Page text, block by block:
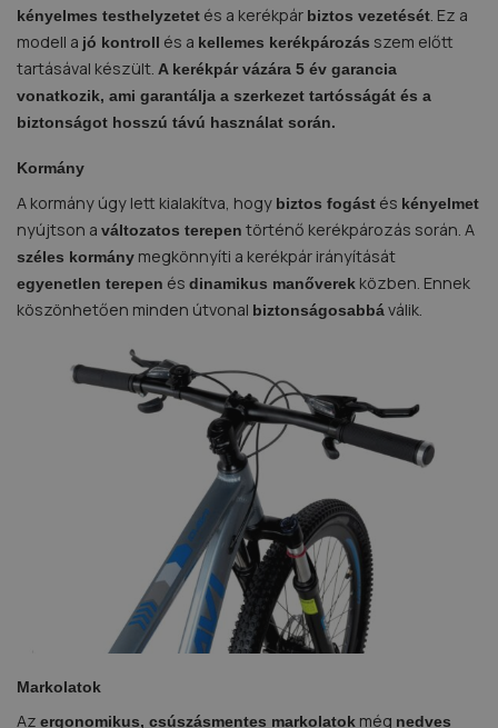
kényelmes testhelyzetet és a kerékpár biztos vezetését . Ez a
modell a jó kontroll és a kellemes kerékpározás szem előtt
tartásával készült. A kerékpár vázára 5 év garancia
vonatkozik, ami garantálja a szerkezet tartósságát és a
biztonságot hosszú távú használat során.
Kormány
A kormány úgy lett kialakítva, hogy biztos fogást és kényelmet
nyújtson a változatos terepen történő kerékpározás során. A
széles kormány megkönnyíti a kerékpár irányítását
egyenetlen terepen és dinamikus manőverek közben. Ennek
köszönhetően minden útvonal biztonságosabbáválik.
Markolatok
Az ergonomikus, csúszásmentes markolatok még nedves